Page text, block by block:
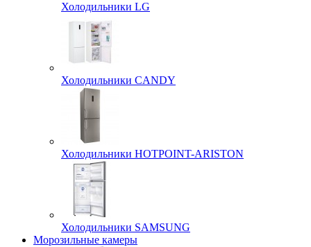
Холодильники LG
Холодильники CANDY
Холодильники HOTPOINT-ARISTON
Холодильники SAMSUNG
Морозильные камеры